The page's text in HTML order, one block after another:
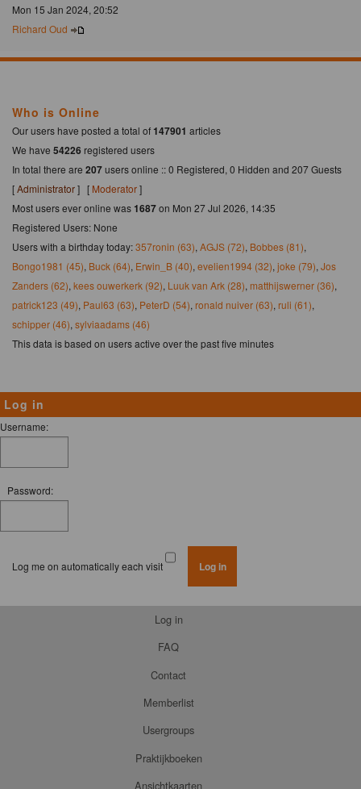
Mon 15 Jan 2024, 20:52
Richard Oud
Who is Online
Our users have posted a total of147901 articles
We have 54226 registered users
In total there are 207users online :: 0 Registered, 0 Hidden and 207 Guests
[Administrator] [ Moderator]
Most users ever online was1687on Mon 27 Jul 2026, 14:35
Registered Users: None
Users with a birthday today:357ronin (63), AGJS (72), Bobbes (81),
Bongo1981 (45), Buck (64), Erwin_B (40), evelien1994 (32), joke (79), Jos
Zanders (62), kees ouwerkerk (92), Luuk van Ark (28), matthijswerner (36),
patrick123 (49), Paul63 (63), PeterD (54), ronald nuiver (63), ruli (61),
schipper (46), sylviaadams (46)
This data is based on users active over the past five minutes
Log in
Username:
Password:
Log me on automatically each visit
Log in
FAQ
Contact
Memberlist
Usergroups
Praktijkboeken
Ansichtkaarten